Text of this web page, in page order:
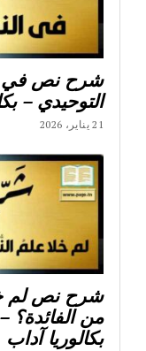
شرح نص في
التوحيدي –
21 يناير، 2026
شرح نص لم
من الفائدة؟
بكالوريا آداب